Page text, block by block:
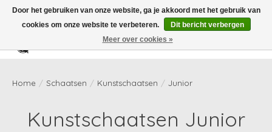
Verlanglijst
Home / Schaatsen / Kunstschaatsen / Junior
Kunstschaatsen Junior
Door het gebruiken van onze website, ga je akkoord met het gebruik van
cookies om onze website te verbeteren.
Dit bericht verbergen
Meer over cookies »